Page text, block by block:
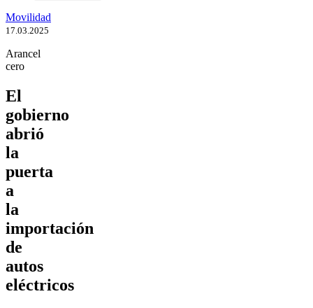
Movilidad
17.03.2025
Arancel
cero
El
gobierno
abrió
la
puerta
a
la
importación
de
autos
eléctricos